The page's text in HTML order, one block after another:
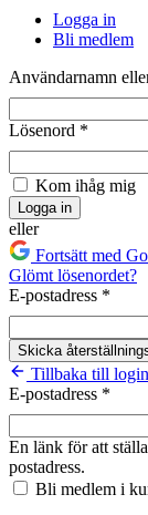
Logga in
Bli medlem
Användarnamn
Lösenord *
Kom ihåg mig
Logga in
eller
Fortsätt med
Glömt lösenordet?
E-postadress *
Skicka
Tillbaka till login
E-postadress *
En länk för att
postadress.
Bli medlem i